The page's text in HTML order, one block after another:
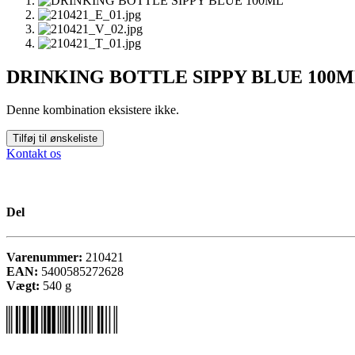
DRINKING BOTTLE SIPPY BLUE
Denne kombination eksistere ikke.
Tilføj til ønskeliste
Kontakt os
Del
Varenummer: 210421
EAN: 5400585272628
Vægt: 540 g